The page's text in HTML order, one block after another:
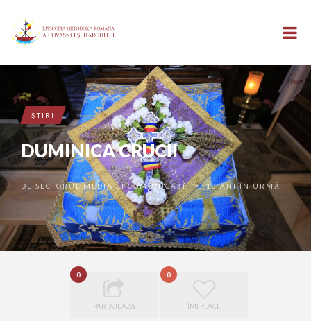
ŞTIRI
DUMINICA CRUCII
DE SECTORUL MEDIA ȘI COMUNICAȚII •10 ANI ÎN URMĂ
0
PARTAJEAZĂ
0
ÎMI PLACE